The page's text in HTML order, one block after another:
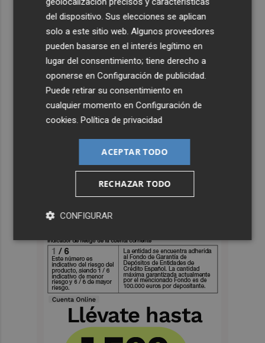
del dispositivo. Sus elecciones se aplican
solo a este sitio web. Algunos proveedores
pueden basarse en el interés legítimo en
lugar del consentimiento; tiene derecho a
oponerse enConfiguración de publicidad.
Puede retirar su consentimiento en
cualquier momento enConfiguración de
cookies.Política de privacidad
ACEPTAR TODO
RECHAZAR TODO
CONFIGURAR